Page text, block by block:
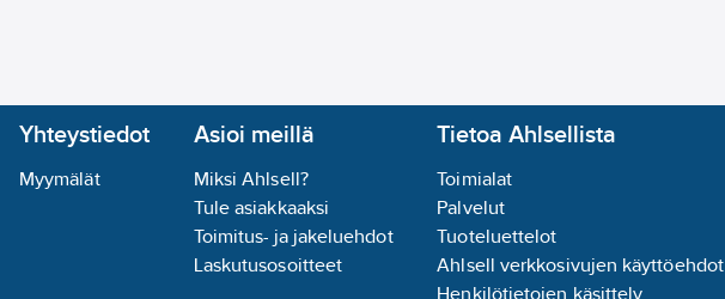
Yhteystiedot
Myymälät
Asioi meillä
Miksi Ahlsell?
Tule asiakkaaksi
Toimitus- ja jakeluehdot
Laskutusosoitteet
Tietoa Ahlsellista
Toimialat
Palvelut
Tuoteluettelot
Ahlsell verkkosivujen käyttöehdot
Henkilötietojen käsittely